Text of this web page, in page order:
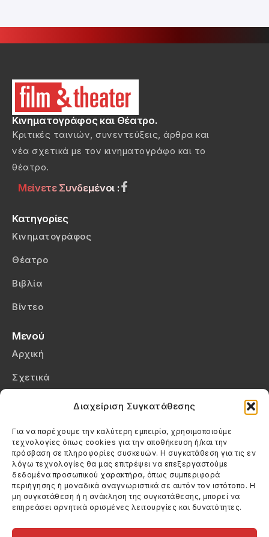
Διαχείριση Συγκατάθεσης
Για να παρέχουμε την καλύτερη εμπειρία, χρησιμοποιούμε
τεχνολογίες όπως cookies για την αποθήκευση ή/και την
πρόσβαση σε πληροφορίες συσκευών. Η συγκατάθεση για τις εν
λόγω τεχνολογίες θα μας επιτρέψει να επεξεργαστούμε
δεδομένα προσωπικού χαρακτήρα, όπως συμπεριφορά
περιήγησης ή μοναδικά αναγνωριστικά σε αυτόν τον ιστότοπο. Η
μη συγκατάθεση ή η ανάκληση της συγκατάθεσης, μπορεί να
επηρεάσει αρνητικά ορισμένες λειτουργίες και δυνατότητες.
Κινηματογράφος και Θέατρο.
Κριτικές ταινιών, συνεντεύξεις, άρθρα και
νέα σχετικά με τον κινηματογράφο και το
θέατρο.
Μείνετε Συνδεμένοι :
Κατηγορίες
Κινηματογράφος
Θέατρο
Βιβλία
Βίντεο
Μενού
Αρχική
Σχετικά
Πολιτική Cookies (ΕΕ)
Στοιχεία Επικοινωνίας
Καλεσέ μας
(+30) 6974123481
Στείλε μας email
info@filmandtheater.gr